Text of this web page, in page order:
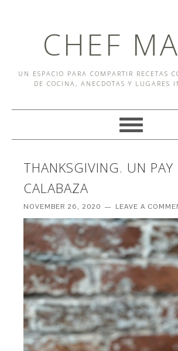
CHEF
UN ESPACIO PARA COMPARTIR RECETAS
DE COCINA, ANECDOTAS Y LUGARES
THANKSGIVING. UN PAY
CALABAZA
NOVEMBER 26, 2020 LEAVE A